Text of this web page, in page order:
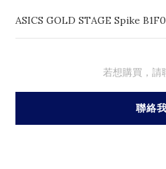
ASICS GOLD STAGE Spike
若想購買，請
聯絡